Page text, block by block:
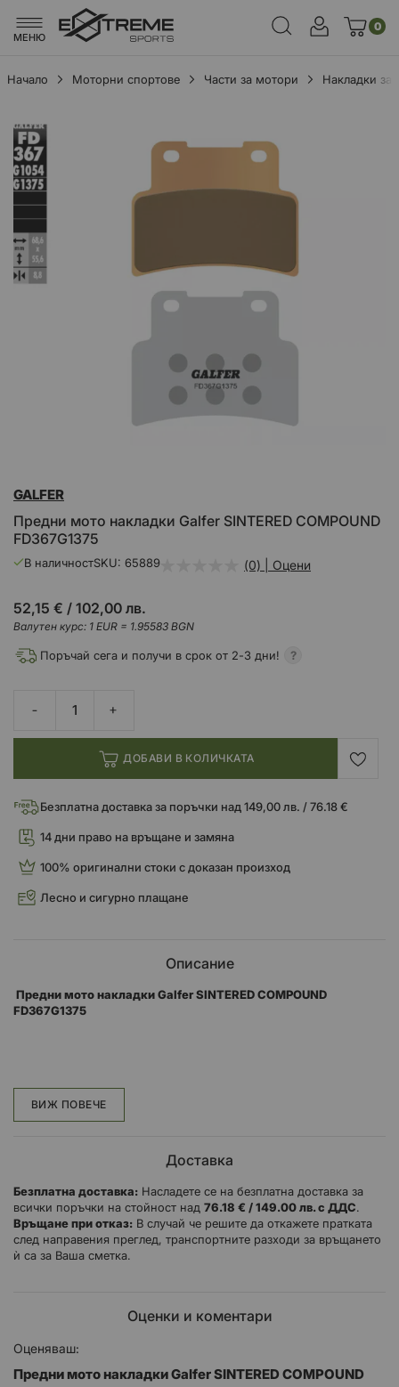
МЕНЮ
0
Начало Моторни спортове Части за мотори
Накладки за
към
края
на
галерията
на
изображенията
към
на
галерия
със
Предни мото накладки Galfer SINTERED COMPOUND
FD367G1375
GALFER
В наличностSKU 65889 (0) | Оцени
52,15 € / 102,00 лв.
Валутен курс: 1 EUR = 1.95583 BGN
Поръчай сега и получи в срок от 2-3 дни!
ДОБАВИ В КОЛИЧКАТА
Безплатна доставка за поръчки над 149,00 лв. / 76.18 €
14 дни право на връщане и замяна
100% оригинални стоки с доказан произход
Лесно и сигурно плащане
Описание
Предни мото накладки Galfer SINTERED COMPOUND
FD367G1375
-взискателните клиенти, които освен обичайната градска
употреба, имат вкус към спортно каране. Това съединение има
висок коефициент на триене и осигурява отлична работа дори
G1375 предлага регулируемо и безопасно спиране при всякакви
Спирачните накладки са основни елементи във всяка спирачна
система, тъй като те са пряко отговорни за предаването на
силата към спирачния диск.
Galfer е разработил специфични съединения за всякаква
Мощна, прогресивна и модулна спирачка.
Ниска степен на износване и минимален шум.
ВИЖ ПОВЕЧЕ
Доставка
Безплатна доставка: Насладете се на безплатна доставка за
всички поръчки на стойност над 76.18 € / 149.00 лв. с ДДС.
Връщане при отказ: В случай че решите да откажете пратката
след направения преглед, транспортните разходи за връщането
ѝ са за Ваша сметка.
Оценки и коментари
Оценяваш:
Предни мото накладки Galfer SINTERED COMPOUND